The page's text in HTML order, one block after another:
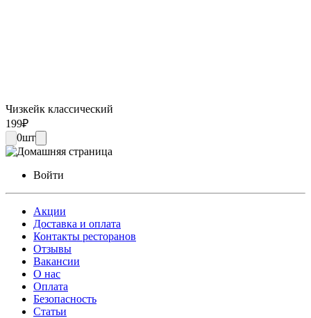
Чизкейк классический
199₽
0шт
Войти
Акции
Доставка и оплата
Контакты ресторанов
Отзывы
Вакансии
О нас
Оплата
Безопасность
Статьи